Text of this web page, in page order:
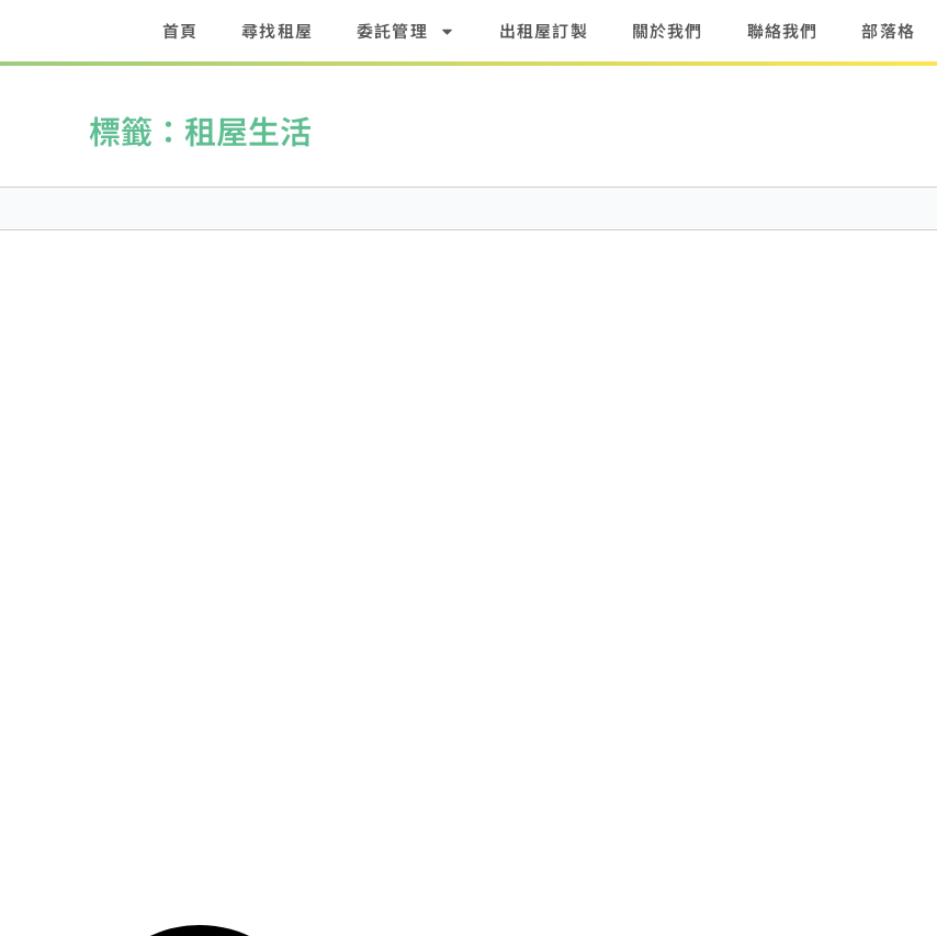
首頁 尋找租屋 委託管理 出租屋訂製 關於我們 聯絡我們 部落格
標籤：租屋生活